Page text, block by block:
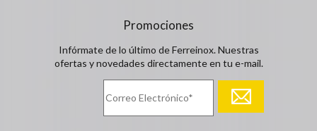
Promociones
Infórmate de lo último de Ferreinox. Nuestras
ofertas y novedades directamente en tu e-mail.